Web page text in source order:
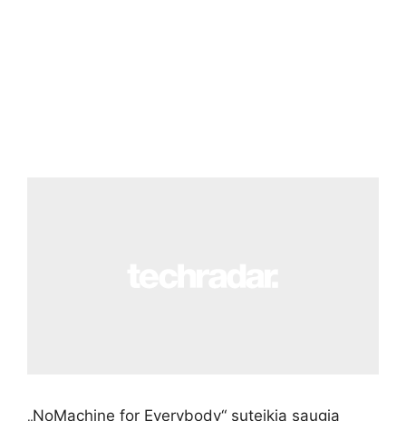
„NoMachine for Everybody“ suteikia saugią